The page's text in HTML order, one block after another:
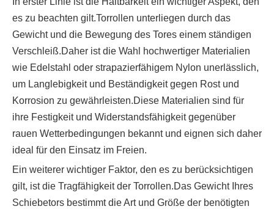
es zu beachten gilt.Torrollen unterliegen durch das
Gewicht und die Bewegung des Tores einem ständigen
Verschleiß.Daher ist die Wahl hochwertiger Materialien
wie Edelstahl oder strapazierfähigem Nylon unerlässlich,
um Langlebigkeit und Beständigkeit gegen Rost und
Korrosion zu gewährleisten.Diese Materialien sind für
ihre Festigkeit und Widerstandsfähigkeit gegenüber
rauen Wetterbedingungen bekannt und eignen sich daher
ideal für den Einsatz im Freien.
Ein weiterer wichtiger Faktor, den es zu berücksichtigen
gilt, ist die Tragfähigkeit der Torrollen.Das Gewicht Ihres
Schiebetors bestimmt die Art und Größe der benötigten